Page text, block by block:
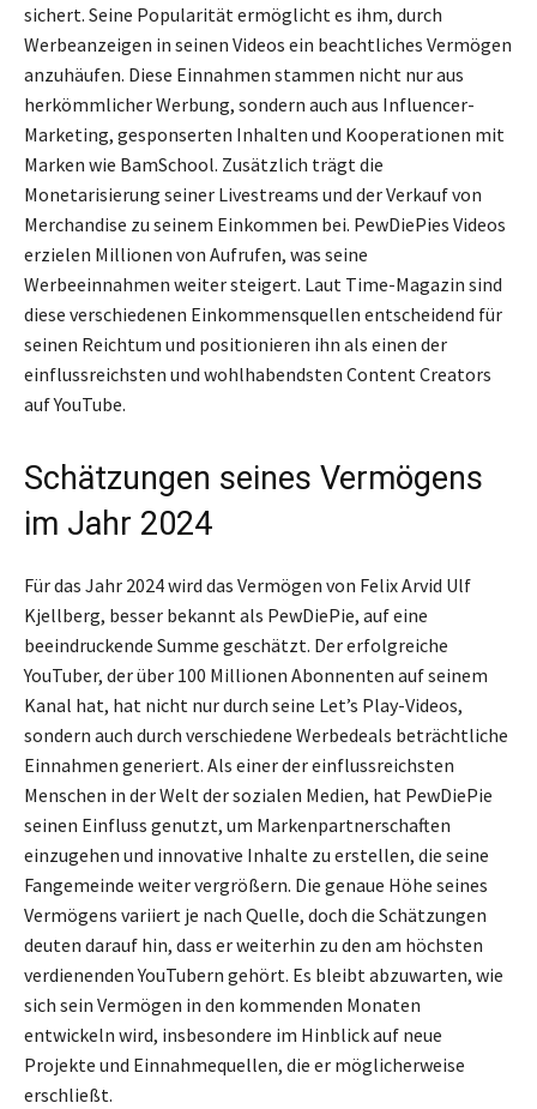
sichert. Seine Popularität ermöglicht es ihm, durch
Werbeanzeigen in seinen Videos ein beachtliches Vermögen
anzuhäufen. Diese Einnahmen stammen nicht nur aus
herkömmlicher Werbung, sondern auch aus Influencer-
Marketing, gesponserten Inhalten und Kooperationen mit
Marken wie BamSchool. Zusätzlich trägt die
Monetarisierung seiner Livestreams und der Verkauf von
Merchandise zu seinem Einkommen bei. PewDiePies Videos
erzielen Millionen von Aufrufen, was seine
Werbeeinnahmen weiter steigert. Laut Time-Magazin sind
diese verschiedenen Einkommensquellen entscheidend für
seinen Reichtum und positionieren ihn als einen der
einflussreichsten und wohlhabendsten Content Creators
auf YouTube.
Schätzungen seines Vermögens
im Jahr 2024
Für das Jahr 2024 wird das Vermögen von Felix Arvid Ulf
Kjellberg, besser bekannt als PewDiePie, auf eine
beeindruckende Summe geschätzt. Der erfolgreiche
YouTuber, der über 100 Millionen Abonnenten auf seinem
Kanal hat, hat nicht nur durch seine Let’s Play-Videos,
sondern auch durch verschiedene Werbedeals beträchtliche
Einnahmen generiert. Als einer der einflussreichsten
Menschen in der Welt der sozialen Medien, hat PewDiePie
seinen Einfluss genutzt, um Markenpartnerschaften
einzugehen und innovative Inhalte zu erstellen, die seine
Fangemeinde weiter vergrößern. Die genaue Höhe seines
Vermögens variiert je nach Quelle, doch die Schätzungen
deuten darauf hin, dass er weiterhin zu den am höchsten
verdienenden YouTubern gehört. Es bleibt abzuwarten, wie
sich sein Vermögen in den kommenden Monaten
entwickeln wird, insbesondere im Hinblick auf neue
Projekte und Einnahmequellen, die er möglicherweise
erschließt.